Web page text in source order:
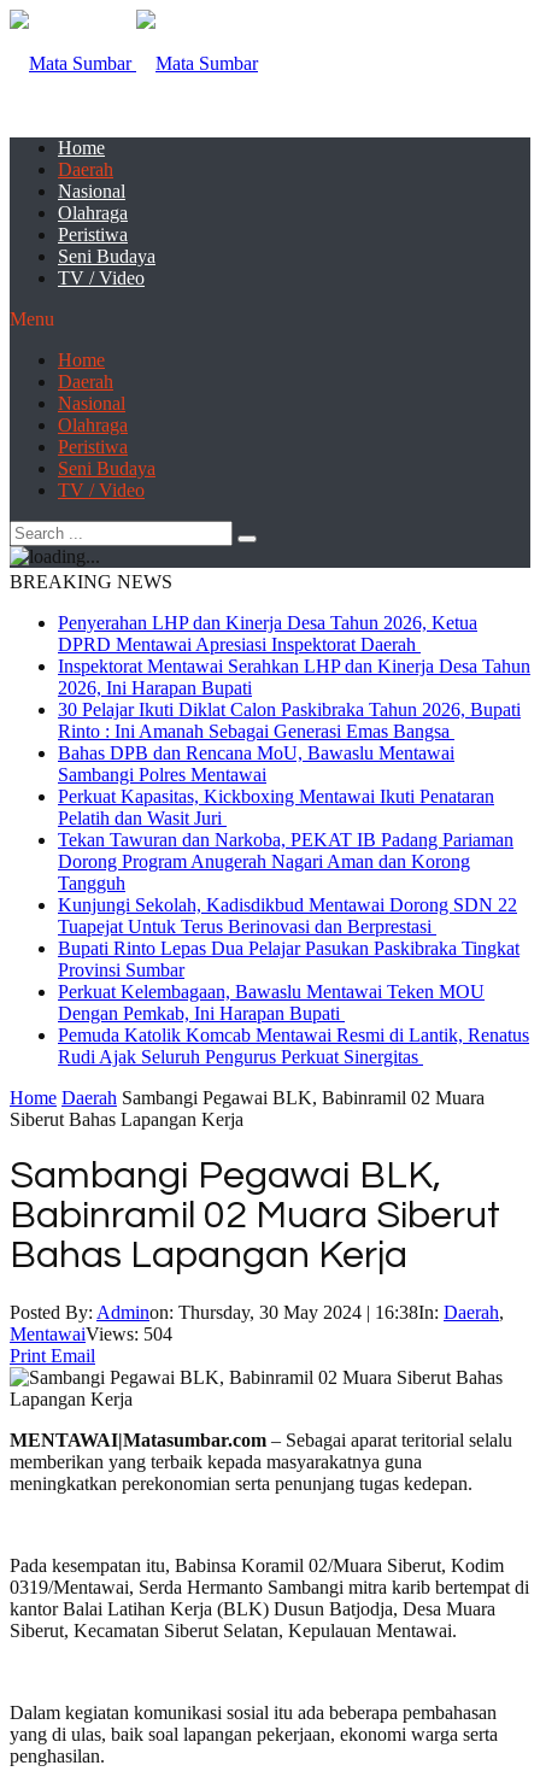
Home
Daerah
Nasional
Olahraga
Peristiwa
Seni Budaya
TV / Video
Menu
Home
Daerah
Nasional
Olahraga
Peristiwa
Seni Budaya
TV / Video
BREAKING NEWS
Penyerahan LHP dan Kinerja Desa Tahun 2026, Ketua
DPRD Mentawai Apresiasi Inspektorat Daerah
Inspektorat Mentawai Serahkan LHP dan Kinerja Desa Tahun
2026, Ini Harapan Bupati
30 Pelajar Ikuti Diklat Calon Paskibraka Tahun 2026, Bupati
Rinto : Ini Amanah Sebagai Generasi Emas Bangsa
Bahas DPB dan Rencana MoU, Bawaslu Mentawai
Sambangi Polres Mentawai
Perkuat Kapasitas, Kickboxing Mentawai Ikuti Penataran
Pelatih dan Wasit Juri
Tekan Tawuran dan Narkoba, PEKAT IB Padang Pariaman
Dorong Program Anugerah Nagari Aman dan Korong
Tangguh
Kunjungi Sekolah, Kadisdikbud Mentawai Dorong SDN 22
Tuapejat Untuk Terus Berinovasi dan Berprestasi
Bupati Rinto Lepas Dua Pelajar Pasukan Paskibraka Tingkat
Provinsi Sumbar
Perkuat Kelembagaan, Bawaslu Mentawai Teken MOU
Dengan Pemkab, Ini Harapan Bupati
Pemuda Katolik Komcab Mentawai Resmi di Lantik, Renatus
Rudi Ajak Seluruh Pengurus Perkuat Sinergitas
Home Daerah Sambangi Pegawai BLK, Babinramil 02 Muara
Siberut Bahas Lapangan Kerja
Sambangi Pegawai BLK,
Babinramil 02 Muara Siberut
Bahas Lapangan Kerja
Posted By: Adminon: Thursday, 30 May 2024 | 16:38In: Daerah,
MentawaiViews: 504
Print Email
MENTAWAI|Matasumbar.com – Sebagai aparat teritorial selalu
memberikan yang terbaik kepada masyarakatnya guna
meningkatkan perekonomian serta penunjang tugas kedepan.
Pada kesempatan itu, Babinsa Koramil 02/Muara Siberut, Kodim
0319/Mentawai, Serda Hermanto Sambangi mitra karib bertempat di
kantor Balai Latihan Kerja (BLK) Dusun Batjodja, Desa Muara
Siberut, Kecamatan Siberut Selatan, Kepulauan Mentawai.
Dalam kegiatan komunikasi sosial itu ada beberapa pembahasan
yang di ulas, baik soal lapangan pekerjaan, ekonomi warga serta
penghasilan.